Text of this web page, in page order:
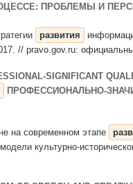
ПРОБЛЕМЫ И
развития
// pravo.gov.ru:
SIGNIFICANT
ПРОФЕССИОНАЛЬНО-
на современном этапе
культурно-